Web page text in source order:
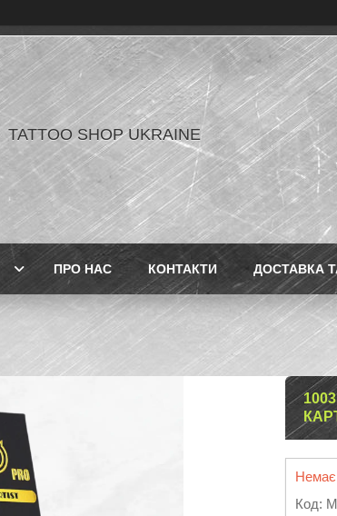
TATTOO SHOP UKRAINE
ПРО НАС КОНТАКТИ ДОСТАВКА
Немає
Код: